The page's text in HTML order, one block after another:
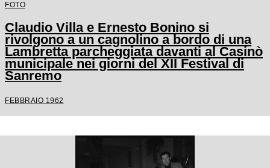
FOTO
Claudio Villa e Ernesto Bonino si
rivolgono a un cagnolino a bordo di una
Lambretta parcheggiata davanti al Casinò
municipale nei giorni del XII Festival di
Sanremo
FEBBRAIO 1962